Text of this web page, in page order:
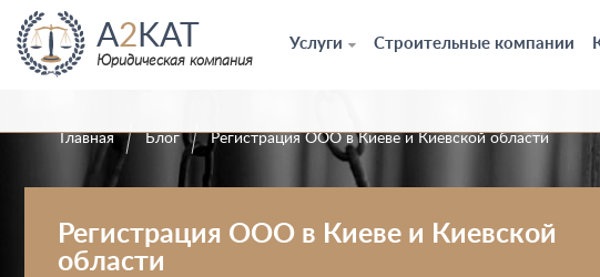
A2 KAT
Юридическая компания
Услуги Строительные компании
Главная Блог Регистрация ООО в Киеве и Киевской области
Регистрация ООО в Киеве и Киевской
области